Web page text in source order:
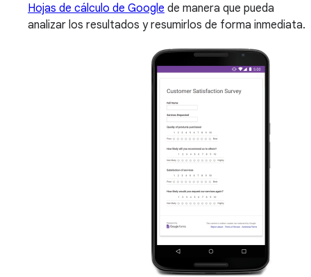
Hojas de cálculo de Google de manera que pueda
analizar los resultados y resumirlos de forma inmediata.